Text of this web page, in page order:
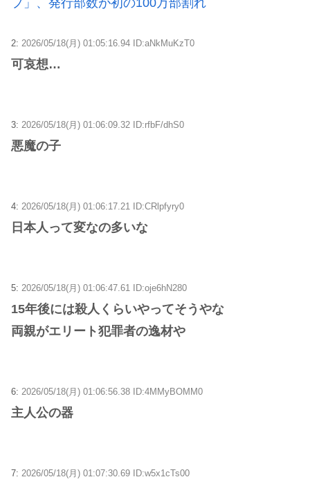
2: 2026/05/18(月) 01:05:16.94 ID:aNkMuKzT0
可哀想…
3: 2026/05/18(月) 01:06:09.32 ID:rfbF/dhS0
悪魔の子
4: 2026/05/18(月) 01:06:17.21 ID:CRlpfyry0
日本人って変なの多いな
5: 2026/05/18(月) 01:06:47.61 ID:oje6hN280
15年後には殺人くらいやってそうやな
両親がエリート犯罪者の逸材や
6: 2026/05/18(月) 01:06:56.38 ID:4MMyBOMM0
主人公の器
7: 2026/05/18(月) 01:07:30.69 ID:w5x1cTs00